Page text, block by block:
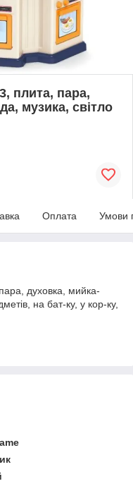
плита, пара,
музика, світло
Оплата Умови
духовка, мийка-
на бат-ку, у кор-ку,